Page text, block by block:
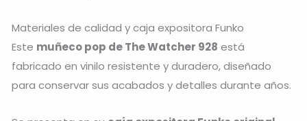
Materiales de calidad y caja expositora Funko
Este muñeco pop de The Watcher 928 está
fabricado en vinilo resistente y duradero, diseñado
para conservar sus acabados y detalles durante años.